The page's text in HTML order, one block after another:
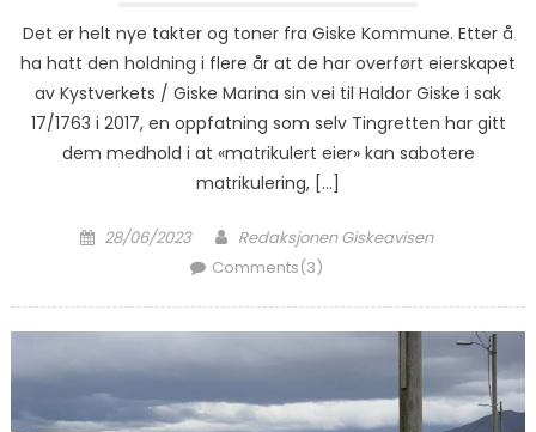
Det er helt nye takter og toner fra Giske Kommune. Etter å
ha hatt den holdning i flere år at de har overført eierskapet
av Kystverkets / Giske Marina sin vei til Haldor Giske i sak
17/1763 i 2017, en oppfatning som selv Tingretten har gitt
dem medhold i at «matrikulert eier» kan sabotere
matrikulering, […]
Posted on
28/06/2023 Author
Redaksjonen Giskeavisen
Comments(3)